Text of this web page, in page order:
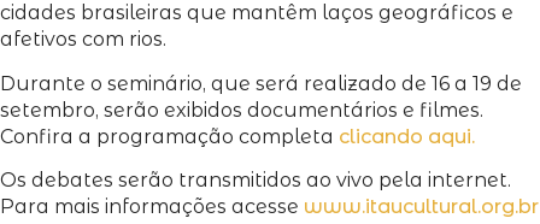
cidades brasileiras que mantêm laços geográficos e
afetivos com rios.
Durante o seminário, que será realizado de 16 a 19 de
setembro, serão exibidos documentários e filmes.
Confira a programação completa clicando aqui.
Os debates serão transmitidos ao vivo pela internet.
Para mais informações acesse www.itaucultural.org.br